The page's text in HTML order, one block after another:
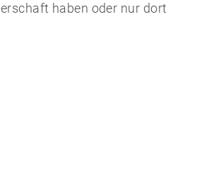
haben oder nur dort